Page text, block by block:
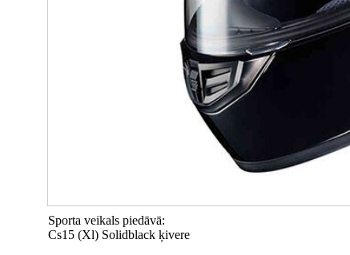
Sporta veikals piedāvā:
Cs15 (Xl) Solidblack ķivere